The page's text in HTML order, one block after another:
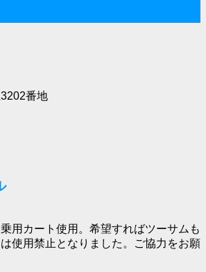
番地
用カート使用。希望すればツーサムも
使用禁止となりました。ご協力をお願